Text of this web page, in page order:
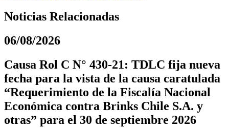
Noticias Relacionadas
06/08/2026
Causa Rol C N° 430-21: TDLC fija nueva
fecha para la vista de la causa caratulada
“Requerimiento de la Fiscalía Nacional
Económica contra Brinks Chile S.A. y
otras” para el 30 de septiembre 2026